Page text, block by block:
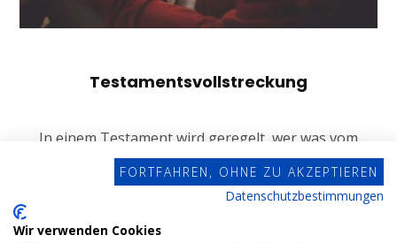
Testamentsvollstreckung
In einem Testament wird geregelt, wer was vom
Nachlass bekommt. Trotzdem kann hierbei schnell
ein Chaos entstehen. In einem solchen Fall kommt
FORTFAHREN, OHNE ZU AKZEPTIEREN
Datenschutzbestimmungen
Wir verwenden Cookies